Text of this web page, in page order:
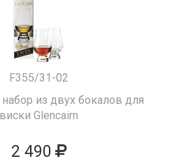
F355/31-02
из двух бокалов для
виски Glencairn
2 490